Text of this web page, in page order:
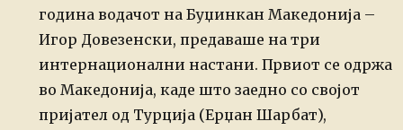
година водачот на Буџинкан Македонија –
Игор Довезенски, предаваше на три
интернационални настани. Првиот се одржа
во Македонија, каде што заедно со својот
пријател од Турција (Ерџан Шарбат),